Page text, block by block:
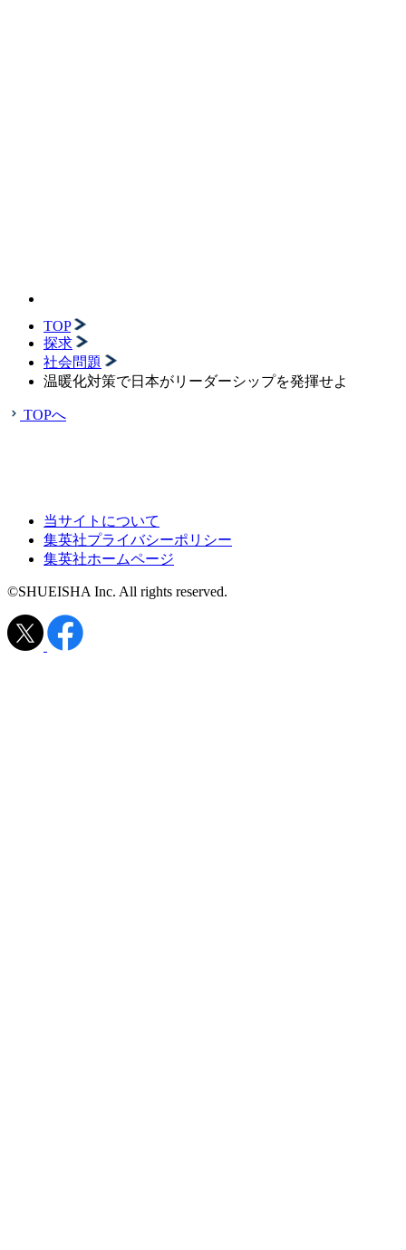
TOP
探求
社会問題
温暖化対策で日本がリーダーシップを発揮せよ
TOPへ
当サイトについて
集英社プライバシーポリシー
集英社ホームページ
©SHUEISHA Inc. All rights reserved.